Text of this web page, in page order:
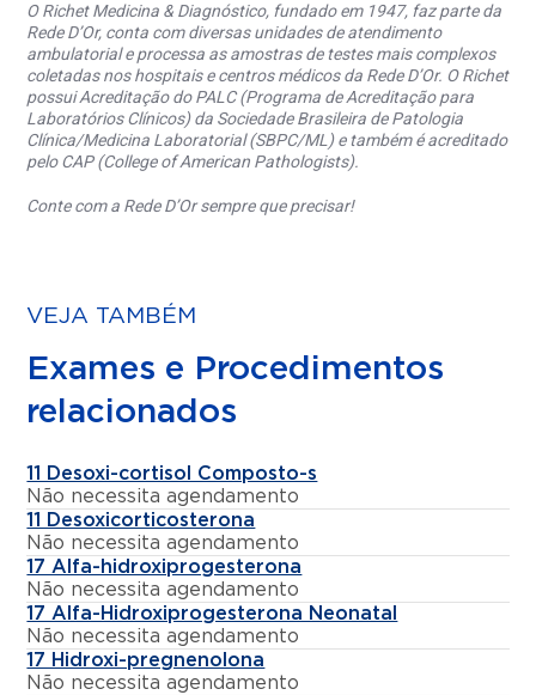
O Richet Medicina & Diagnóstico, fundado em 1947, faz parte da
Rede D’Or, conta com diversas unidades de atendimento
ambulatorial e processa as amostras de testes mais complexos
coletadas nos hospitais e centros médicos da Rede D’Or. O Richet
possui Acreditação do PALC (Programa de Acreditação para
Laboratórios Clínicos) da Sociedade Brasileira de Patologia
Clínica/Medicina Laboratorial (SBPC/ML) e também é acreditado
pelo CAP (College of American Pathologists).
Conte com a Rede D’Or sempre que precisar!
VEJA TAMBÉM
Exames e Procedimentos
relacionados
11 Desoxi-cortisol Composto-s
Não necessita agendamento
11 Desoxicorticosterona
Não necessita agendamento
17 Alfa-hidroxiprogesterona
Não necessita agendamento
17 Alfa-Hidroxiprogesterona Neonatal
Não necessita agendamento
17 Hidroxi-pregnenolona
Não necessita agendamento